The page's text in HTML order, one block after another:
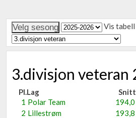
Vis
3.divisjon veteran
Pl.Lag Snitt
1 Polar Team 194,0
2 Lillestrøm 193,8